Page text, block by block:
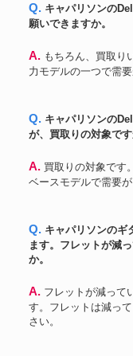
Q. キャパリソンのDellingerを買取ってもらいたいのですが、お
願いできますか。
A. もちろん、買取りいたします。Dellingerはキャパリソンの主
力モデルの一つで需要
Q. キャパリソンのDellinger-BASSを買取ってもらいたいのです
が、買取りの対象です
A. 買取りの対象です。Dellinger-BASSはキャパリソンの唯一の
ベースモデルで需要が
Q. キャパリソンのギターがあるのですが、フレットが減ってい
ます。フレットが減
か。
A. フレットが減っていても演奏ができれば買取りをしておりま
す。フレットは減っ
さい。